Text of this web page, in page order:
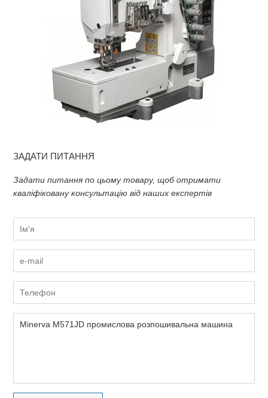
ЗАДАТИ ПИТАННЯ
Задати питання по цьому товару, щоб отримати
кваліфіковану консультацію від наших експертів